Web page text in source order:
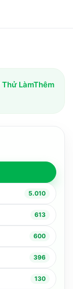
Thử LàmThêm
5.010
613
600
396
130